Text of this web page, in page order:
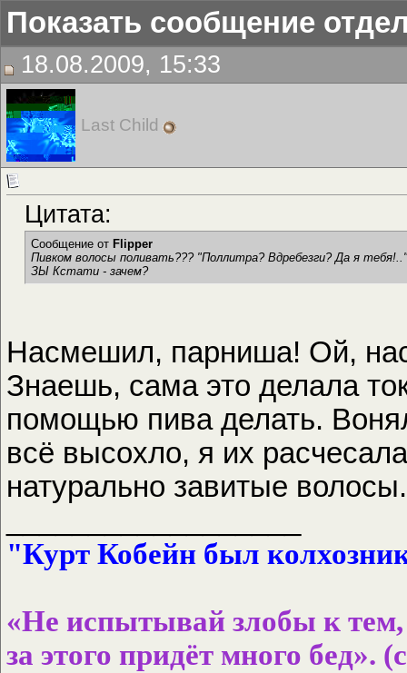
Показать сообщение
18.08.2009, 15:33
Last Child
Цитата:
Сообщение от Flipper
Пивком волосы поливать??? "Поллитра? Вдребезги? Да я тебя!.."
ЗЫ Кстати - зачем?
Насмешил, парниша! Ой,
Знаешь, сама это делала
помощью пива делать.
всё высохло, я их
натурально завитые
"Курт Кобейн был
«Не испытывай злобы к тем,
за этого придёт много бед».